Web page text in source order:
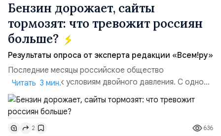
Бензин дорожает, сайты
тормозят: что тревожит россиян
больше?
Результаты опроса от эксперта редакции «Всем!ру»
Последние месяцы российское общество
адаптируется к условиям двойного давления. С одной
стороны, происходит рост цен на товары первой
необходимости, инфляция и локальные сбои в
поставках бензина. А с другой – технологическая
турбулентность: перебои в работе интернета,
Читать 3 мин.
2 636